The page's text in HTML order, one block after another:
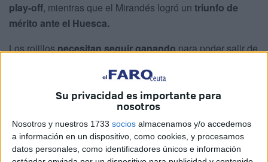
Su privacidad es importante para
nosotros
Nosotros y nuestros 1733 socios almacenamos y/o accedemos
a información en un dispositivo, como cookies, y procesamos
datos personales, como identificadores únicos e información
play-off, mientras que el Mirandés logró un triunfo de
mérito ante el Huesca.
Los rojillosnecesitan seguir ganandopara poder salir de
categoría de plata del fútbol español.
Cadenas y EN DIRECTO de
de Ceutacon el minuto a minuto